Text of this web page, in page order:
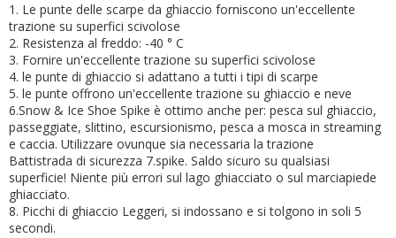
1. Le punte delle scarpe da ghiaccio forniscono un'eccellente
trazione su superfici scivolose
2. Resistenza al freddo: -40 ° C
3. Fornire un'eccellente trazione su superfici scivolose
4. le punte di ghiaccio si adattano a tutti i tipi di scarpe
5. le punte offrono un'eccellente trazione su ghiaccio e neve
6.Snow & Ice Shoe Spike è ottimo anche per: pesca sul ghiaccio,
passeggiate, slittino, escursionismo, pesca a mosca in streaming
e caccia. Utilizzare ovunque sia necessaria la trazione
Battistrada di sicurezza 7.spike. Saldo sicuro su qualsiasi
superficie! Niente più errori sul lago ghiacciato o sul marciapiede
ghiacciato.
8. Picchi di ghiaccio Leggeri, si indossano e si tolgono in soli 5
secondi.